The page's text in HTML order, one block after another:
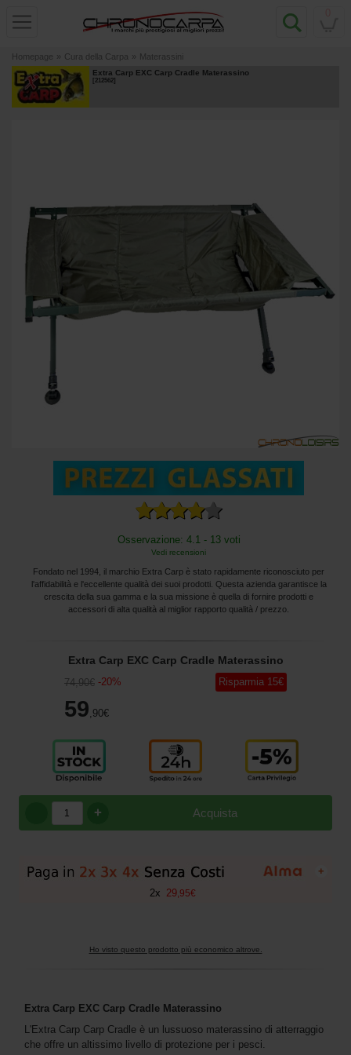
Homepage » Cura della Carpa » Materassini
Extra Carp EXC Carp Cradle Materassino
[212562]
Osservazione: 4.1 - 13 voti
Vedi recensioni
Fondato nel 1994, il marchio Extra Carp è stato rapidamente riconosciuto per
l'affidabilità e l'eccellente qualità dei suoi prodotti. Questa azienda garantisce la
crescita della sua gamma e la sua missione è quella di fornire prodotti e
accessori di alta qualità al miglior rapporto qualità / prezzo.
Extra Carp EXC Carp Cradle Materassino
74,90€ -20%
59 ,90€
Risparmia 15€
Acquista
+
+
2x 29 95€
Ho visto questo prodotto più economico altrove.
Extra Carp EXC Carp Cradle Materassino
L'Extra Carp Carp Cradle è un lussuoso materassino di atterraggio
che offre un altissimo livello di protezione per i pesci.